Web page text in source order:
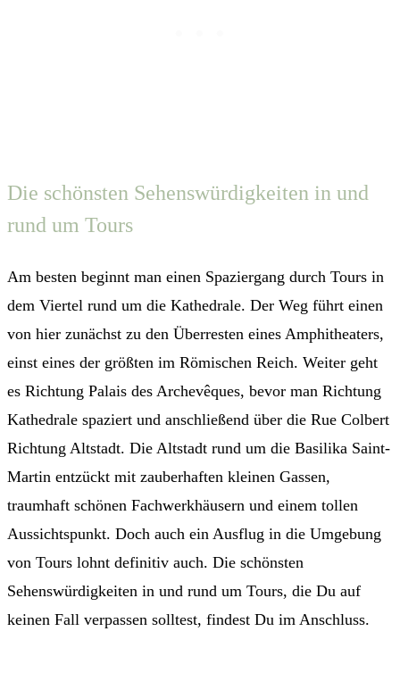
Die schönsten Sehenswürdigkeiten in und
rund um Tours
Am besten beginnt man einen Spaziergang durch Tours in
dem Viertel rund um die Kathedrale. Der Weg führt einen
von hier zunächst zu den Überresten eines Amphitheaters,
einst eines der größten im Römischen Reich. Weiter geht
es Richtung Palais des Archevêques, bevor man Richtung
Kathedrale spaziert und anschließend über die Rue Colbert
Richtung Altstadt. Die Altstadt rund um die Basilika Saint-
Martin entzückt mit zauberhaften kleinen Gassen,
traumhaft schönen Fachwerkhäusern und einem tollen
Aussichtspunkt. Doch auch ein Ausflug in die Umgebung
von Tours lohnt definitiv auch. Die schönsten
Sehenswürdigkeiten in und rund um Tours, die Du auf
keinen Fall verpassen solltest, findest Du im Anschluss.